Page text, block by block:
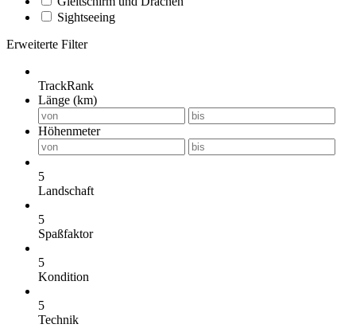
Sightseeing
Erweiterte Filter
TrackRank
Länge (km)
Höhenmeter
5
Landschaft
5
Spaßfaktor
5
Kondition
5
Technik